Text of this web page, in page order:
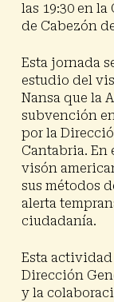
las 19:30 en
de Cabezón
Esta jornada
estudio del
Nansa que la
subvención
por la
Cantabria. En
visón
sus métodos
alerta
ciudadanía.
Esta
Dirección
y la